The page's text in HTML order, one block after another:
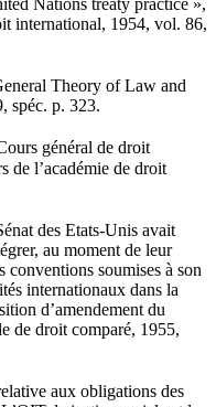
Nations treaty practice »,
international, 1954, vol. 86,
Theory of Law and
spéc. p. 323.
général de droit
de l’académie de droit
des Etats-Unis avait
au moment de leur
conventions soumises à son
internationaux dans la
d’amendement du
de droit comparé, 1955,
aux obligations des